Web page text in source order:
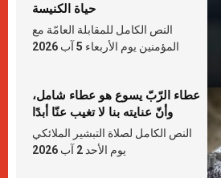
حياة الكنيسة
النص الكامل للمقابلة العامّة مع
المؤمنين يوم الأربعاء 5 آب 2026
عطاء الرّبّ يسوع هو عطاء شامل،
وأنّ عنايته بنا لا تغيب عنّا أبدًا
النص الكامل لصلاة التبشير الملائكي
يوم الأحد 2 آب 2026